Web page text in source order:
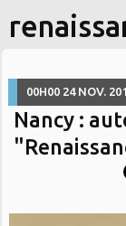
00H00 24 NOV.
Nancy :